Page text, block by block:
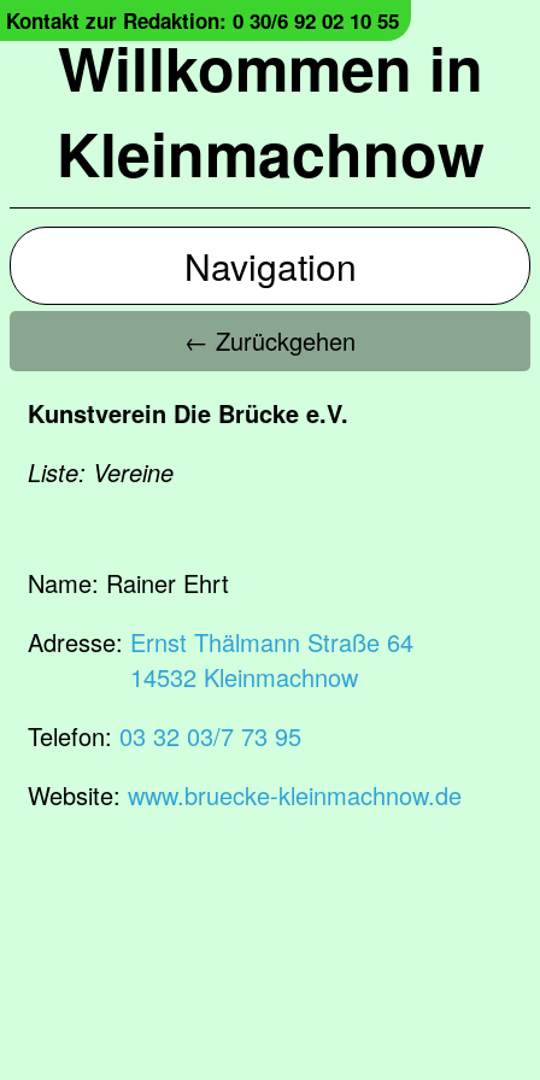
Willkommen in
Kleinmachnow
Kontakt zur Redaktion: 0 30/6 92 02 10 55
Navigation
← Zurückgehen
Kunstverein Die Brücke e.V.
Liste: Vereine
Name: Rainer Ehrt
Adresse: Ernst Thälmann Straße 64
14532 Kleinmachnow
Telefon: 03 32 03/7 73 95
Website: www.bruecke-kleinmachnow.de